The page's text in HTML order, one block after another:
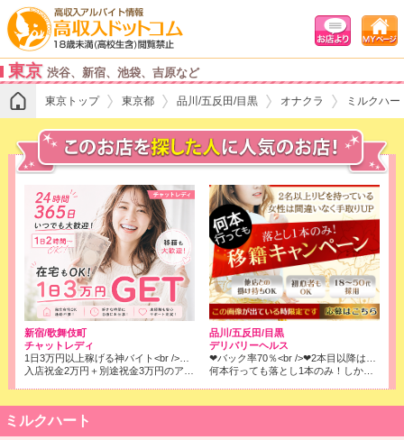
東京 渋谷、新宿、池袋、吉原など
東京トップ 東京都 品川/五反田/目黒 オナクラ ミルクハー
新宿/歌舞伎町
チャットレディ
品川/五反田/目黒
デリバリーヘルス
ミルクハート